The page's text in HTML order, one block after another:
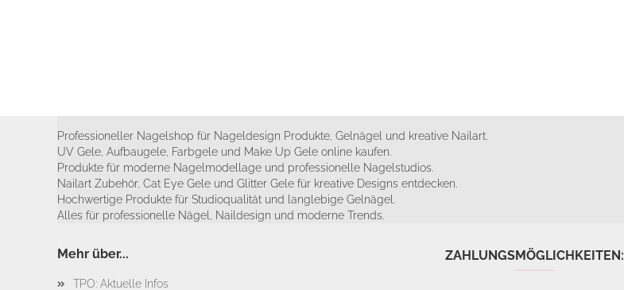
Professioneller Nagelshop für Nageldesign Produkte, Gelnägel und kreative Nailart.
UV Gele, Aufbaugele, Farbgele und Make Up Gele online kaufen.
Produkte für moderne Nagelmodellage und professionelle Nagelstudios.
Nailart Zubehör, Cat Eye Gele und Glitter Gele für kreative Designs entdecken.
Hochwertige Produkte für Studioqualität und langlebige Gelnägel.
Alles für professionelle Nägel, Naildesign und moderne Trends.
Mehr über...
TPO: Aktuelle Infos
ZAHLUNGSMÖGLICHKEITEN: